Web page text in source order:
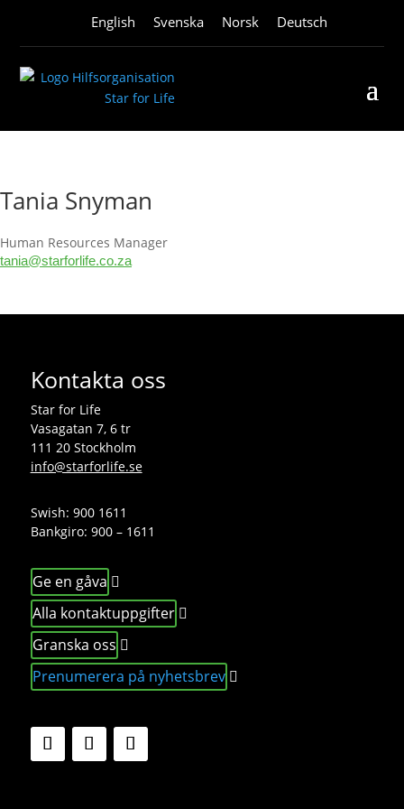
English Svenska Norsk Deutsch
Tania Snyman
Human Resources Manager
tania@starforlife.co.za
Kontakta oss
Star for Life
Vasagatan 7, 6 tr
111 20 Stockholm
info@starforlife.se
Swish: 900 1611
Bankgiro: 900 – 1611
Ge en gåva
Alla kontaktuppgifter
Granska oss
Prenumerera på nyhetsbrev